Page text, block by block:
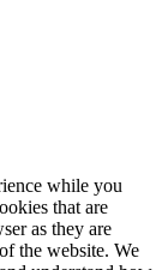
while you
that are
as they are
the website. We